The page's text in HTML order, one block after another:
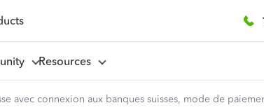
Resources
avec connexion aux banques suisses, mode de